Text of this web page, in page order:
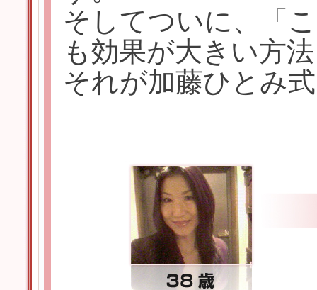
そしてついに、「
も効果が大きい方
それが加藤ひとみ